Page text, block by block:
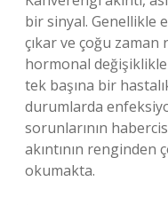
bir sinyal. Genellikle
çıkar ve çoğu zaman
hormonal
tek başına bir
durumlarda
sorunlarının
akıntının renginden
okumakta.